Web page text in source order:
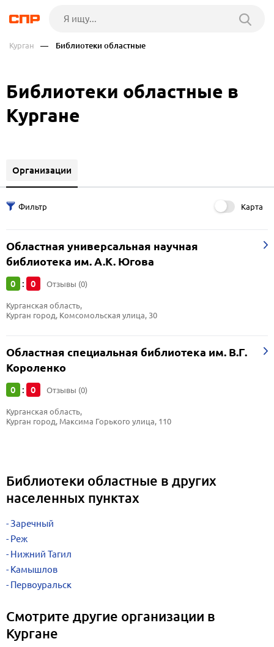
Курган — Библиотеки областные
Библиотеки областные в
Кургане
Организации
Карта
Областная универсальная научная
библиотека им. А.К. Югова
0 : 0 Отзывы (0)
Курганская область,
Курган город, Комсомольская улица, 30
Областная специальная библиотека им. В.Г.
Короленко
0 : 0 Отзывы (0)
Курганская область,
Курган город, Максима Горького улица, 110
Библиотеки областные в других
населенных пунктах
Заречный
Реж
Нижний Тагил
Камышлов
Первоуральск
Смотрите другие организации в
Кургане